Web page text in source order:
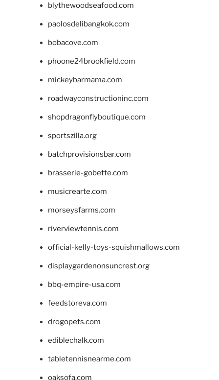
blythewoodseafood.com
paolosdelibangkok.com
bobacove.com
phoone24brookfield.com
mickeybarmama.com
roadwayconstructioninc.com
shopdragonflyboutique.com
sportszilla.org
batchprovisionsbar.com
brasserie-gobette.com
musicrearte.com
morseysfarms.com
riverviewtennis.com
official-kelly-toys-squishmallows.com
displaygardenonsuncrest.org
bbq-empire-usa.com
feedstoreva.com
drogopets.com
ediblechalk.com
tabletennisnearme.com
oaksofa.com